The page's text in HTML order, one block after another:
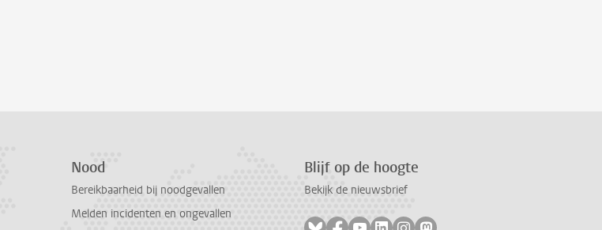
Nood
Bereikbaarheid bij noodgevallen
Melden incidenten en ongevallen
Blijf op de hoogte
Bekijk de nieuwsbrief
Volg ons op bluesky
Volg ons op facebook
Volg ons op youtube
Volg ons op linkedin
Volg ons op instagram
Volg ons op mastodon